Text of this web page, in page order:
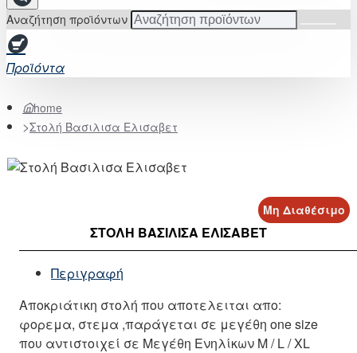
Αναζήτηση προϊόντων
Προϊόντα
home
Στολή Βασιλισα Ελισαβετ
Μη Διαθέσιμο
ΣΤΟΛΉ ΒΑΣΙΛΙΣΑ ΕΛΙΣΑΒΕΤ
Περιγραφή
Αποκριάτικη στολή που αποτελειται απο:
φορεμα, στεμα ,παράγεται σε μεγέθη one size
που αντιστοιχεί σε Μεγέθη Ενηλίκων M / L / XL